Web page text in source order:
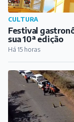
CULTURA
Festival
sua 10ª edição
Há 15 horas